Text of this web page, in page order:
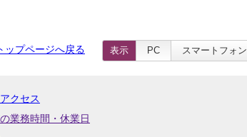
トップページへ戻る 表示 PC スマートフォン
クセス
業務時間・休業日